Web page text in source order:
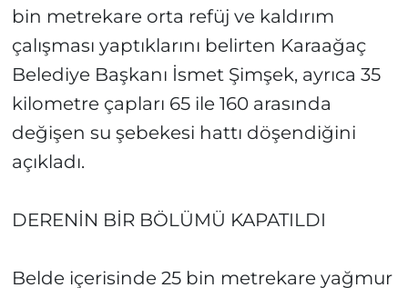
bin metrekare orta refüj ve kaldırım
çalışması yaptıklarını belirten Karaağaç
Belediye Başkanı İsmet Şimşek, ayrıca 35
kilometre çapları 65 ile 160 arasında
değişen su şebekesi hattı döşendiğini
açıkladı.
DERENİN BİR BÖLÜMÜ KAPATILDI
Belde içerisinde 25 bin metrekare yağmur